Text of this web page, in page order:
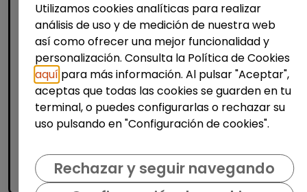
MSX Internacional | España(Madrid)
MSX International es el proveedor líder
mundial de soluciones comerciales
externalizadas para la industria automotriz
y opera en más de 80 países. La amplia
experienci...
accessibility_newPersonas con discapacidad
Utilizamos cookies analíticas para realizar
análisis de uso y de medición de nuestra web
así como ofrecer una mejor funcionalidad y
personalización. Consulta la Política de Cookies
aquí para más información. Al pulsar "Aceptar",
aceptas que todas las cookies se guarden en tu
terminal, o puedes configurarlas o rechazar su
uso pulsando en "Configuración de cookies".
Rechazar y seguir navegando